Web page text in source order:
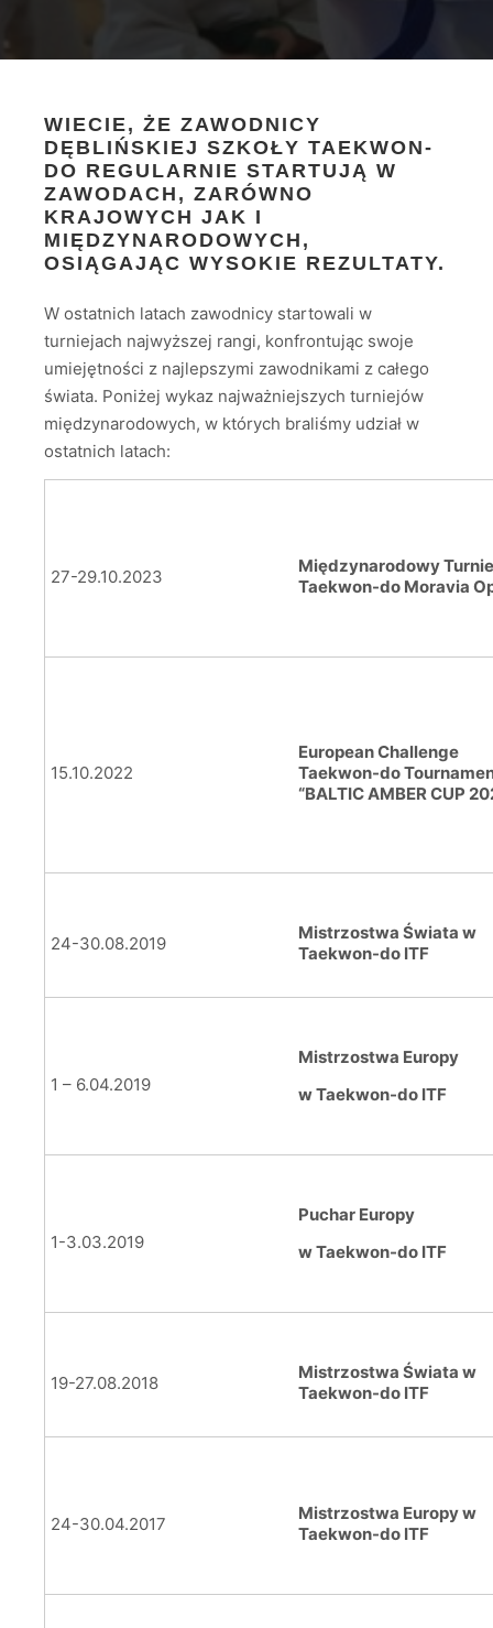
WIECIE, ŻE ZAWODNICY
DĘBLIŃSKIEJ SZKOŁY TAEKWON-
DO REGULARNIE STARTUJĄ W
ZAWODACH, ZARÓWNO
KRAJOWYCH JAK I
MIĘDZYNARODOWYCH,
OSIĄGAJĄC WYSOKIE REZULTATY.
W ostatnich latach zawodnicy startowali w
turniejach najwyższej rangi, konfrontując swoje
umiejętności z najlepszymi zawodnikami z całego
świata. Poniżej wykaz najważniejszych turniejów
międzynarodowych, w których braliśmy udział w
ostatnich latach:
27-29.10.2023
Międzynarodowy
Taekwon-do Moravia
15.10.2022
European Challenge
Taekwon-do
“BALTIC AMBER CUP
24-30.08.2019
Mistrzostwa Świata w
Taekwon-do ITF
1 – 6.04.2019
Mistrzostwa Europy
w Taekwon-do ITF
1-3.03.2019
Puchar Europy
w Taekwon-do ITF
19-27.08.2018
Mistrzostwa Świata w
Taekwon-do ITF
24-30.04.2017
Mistrzostwa Europy w
Taekwon-do ITF